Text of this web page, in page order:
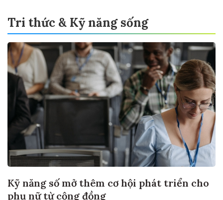
Tri thức & Kỹ năng sống
Kỹ năng số mở thêm cơ hội phát triển cho
phụ nữ từ cộng đồng